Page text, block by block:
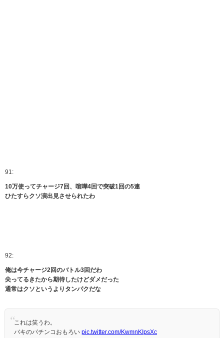
91:
10万使ってチャージ7回、喧嘩4回で突破1回の5連
ひたすらクソ演出見させられたわ
92:
俺は今チャージ2回のバトル3回だわ
尖ってるきたから期待したけどダメだった
通常はクソというよりタンパクだな
これは笑うわ。
バキのパチンコおもろい pic.twitter.com/KwmnKIpsXc